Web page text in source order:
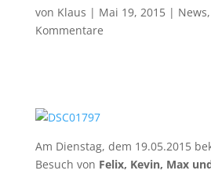
von Klaus | Mai 19, 2015| News,
Kommentare
Am Dienstag, dem 19.05.2015
Besuch von Felix, Kevin, Max